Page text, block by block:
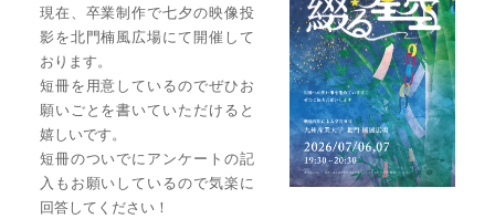
現在、卒業制作で七夕の映像投
影を北門楠風広場にて開催して
おります。
短冊を用意しているのでぜひお
願いごとを書いていただけると
嬉しいです。
短冊のついでにアンケートの記
入もお願いしているので気楽に
回答してください！